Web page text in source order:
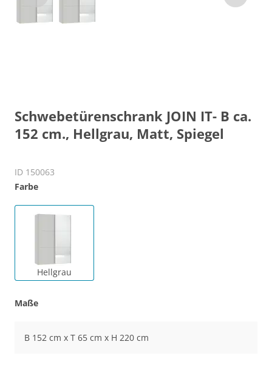
Schwebetürenschrank JOIN IT- B ca.
152 cm., Hellgrau, Matt, Spiegel
ID 150063
Farbe
Hellgrau
Maße
B 152 cm x T 65 cm x H 220 cm